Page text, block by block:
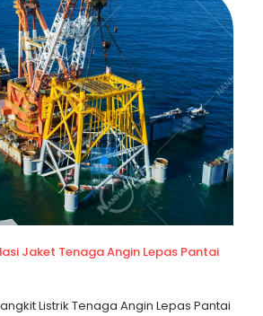
Jaket Tenaga Angin Lepas Pantai
Listrik Tenaga Angin Lepas Pantai